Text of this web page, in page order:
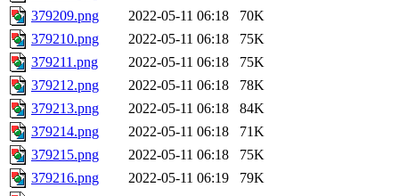
379209.png
2022-05-11 06:18
70K
379210.png
2022-05-11 06:18
75K
379211.png
2022-05-11 06:18
75K
379212.png
2022-05-11 06:18
78K
379213.png
2022-05-11 06:18
84K
379214.png
2022-05-11 06:18
71K
379215.png
2022-05-11 06:18
75K
379216.png
2022-05-11 06:19
79K